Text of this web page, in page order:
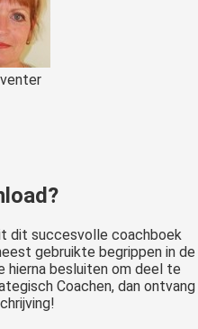
dit succesvolle coachboek
gebruikte begrippen in de
hierna besluiten om deel te
Coachen, dan ontvang